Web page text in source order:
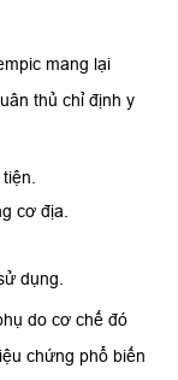
mang lại
thủ chỉ định y
cơ địa.
dụng.
do cơ chế đó
chứng phổ biến